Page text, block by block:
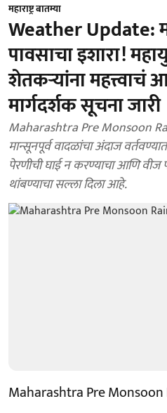
महाराष्ट्र बातम्या
Weather Update:
पावसाचा इशारा!
शेतकऱ्यांना महत्त्वाचं
मार्गदर्शक सूचना जारी
Maharashtra Pre Monsoon
मान्सूनपूर्व वादळांचा अंदाज
पेरणीची घाई न करण्याचा आणि वीज
थांबण्याचा सल्ला दिला आहे.
Maharashtra Pre